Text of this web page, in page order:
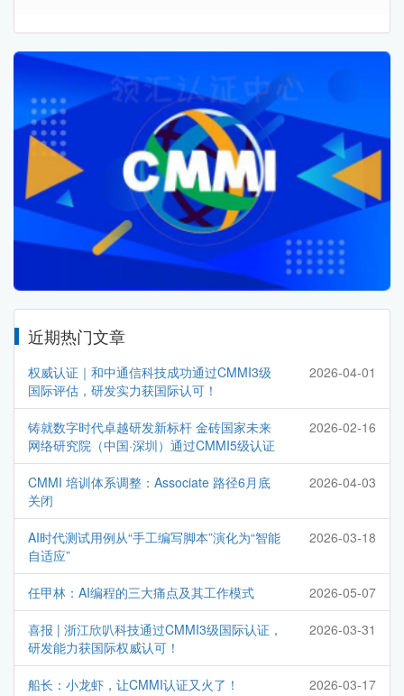
近期热门文章
权威认证｜和中通信科技成功通过CMMI3级
国际评估，研发实力获国际认可！
2026-04-01
铸就数字时代卓越研发新标杆 金砖国家未来
网络研究院（中国·深圳）通过CMMI5级认证
2026-02-16
CMMI 培训体系调整：Associate 路径6月底
关闭
2026-04-03
AI时代测试用例从“手工编写脚本”演化为“智能
自适应”
2026-03-18
任甲林：AI编程的三大痛点及其工作模式 2026-05-07
喜报 | 浙江欣叭科技通过CMMI3级国际认证，
研发能力获国际权威认可！
2026-03-31
船长：小龙虾，让CMMI认证又火了！ 2026-03-17